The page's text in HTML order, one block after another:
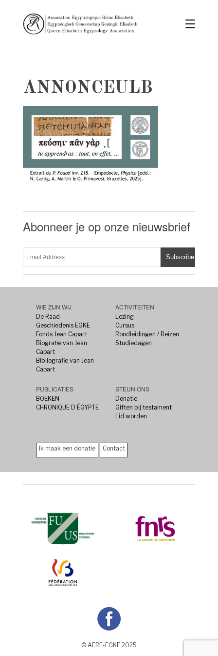
ANNONCEULB
Abonneer je op onze nieuwsbrief
WIE ZIJN WIJ
De Raad
Geschiedenis EGKE
Fonds Jean Capart
Biografie van Jean
Capart
Bibliografie van Jean
Capart
ACTIVITEITEN
Lezing
Cursus
Rondleidingen / Reizen
Studiedagen
PUBLICATIES
BOEKEN
CHRONIQUE D’ÉGYPTE
STEUN ONS
Donatie
Giften bij testament
Lid worden
Ik maak een donatie Contact
© AERE-EGKE 2025